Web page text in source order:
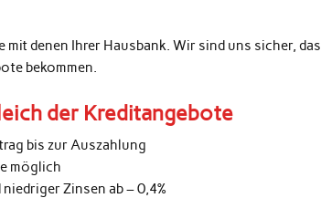
denen Ihrer Hausbank. Wir sind uns sicher,
bekommen.
der Kreditangebote
bis zur Auszahlung
möglich
Zinsen ab – 0,4%